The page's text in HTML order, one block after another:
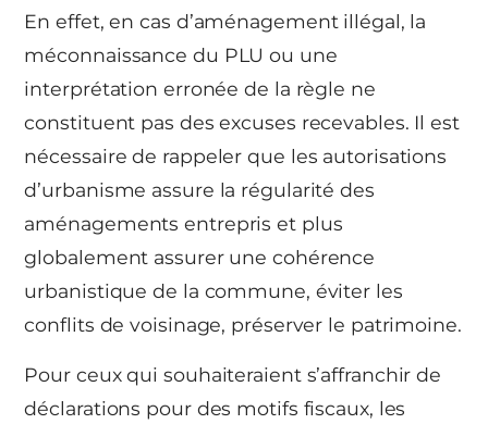
En effet, en cas d’aménagement illégal, la
méconnaissance du PLU ou une
interprétation erronée de la règle ne
constituent pas des excuses recevables. Il est
nécessaire de rappeler que les autorisations
d’urbanisme assure la régularité des
aménagements entrepris et plus
globalement assurer une cohérence
urbanistique de la commune, éviter les
conflits de voisinage, préserver le patrimoine.
Pour ceux qui souhaiteraient s’affranchir de
déclarations pour des motifs fiscaux, les